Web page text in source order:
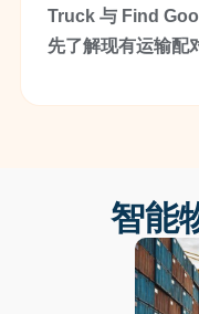
Truck 与 Find
先了解现有运输配
智能